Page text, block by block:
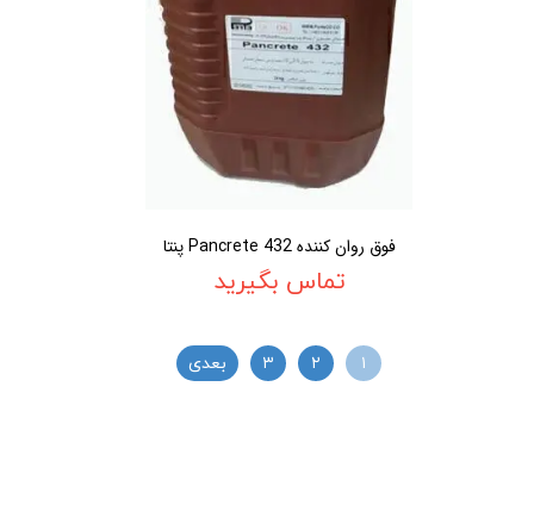
فوق روان کننده Pancrete 432 پنتا
تماس بگیرید
۱ ۲ ۳ بعدی